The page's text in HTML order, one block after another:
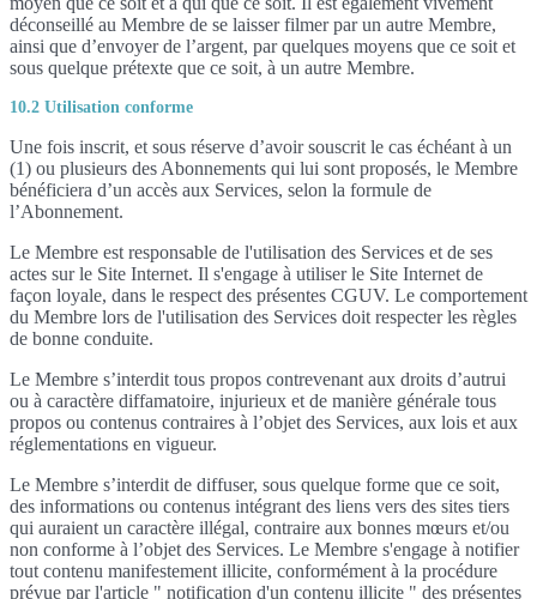
déconseillé au Membre de se laisser filmer par un autre Membre,
ainsi que d’envoyer de l’argent, par quelques moyens que ce soit et
sous quelque prétexte que ce soit, à un autre Membre.
10.2 Utilisation conforme
Une fois inscrit, et sous réserve d’avoir souscrit le cas échéant à un
(1) ou plusieurs des Abonnements qui lui sont proposés, le Membre
bénéficiera d’un accès aux Services, selon la formule de
l’Abonnement.
Le Membre est responsable de l'utilisation des Services et de ses
actes sur le Site Internet. Il s'engage à utiliser le Site Internet de
façon loyale, dans le respect des présentes CGUV. Le comportement
du Membre lors de l'utilisation des Services doit respecter les règles
de bonne conduite.
Le Membre s’interdit tous propos contrevenant aux droits d’autrui
ou à caractère diffamatoire, injurieux et de manière générale tous
propos ou contenus contraires à l’objet des Services, aux lois et aux
réglementations en vigueur.
Le Membre s’interdit de diffuser, sous quelque forme que ce soit,
des informations ou contenus intégrant des liens vers des sites tiers
qui auraient un caractère illégal, contraire aux bonnes mœurs et/ou
non conforme à l’objet des Services. Le Membre s'engage à notifier
tout contenu manifestement illicite, conformément à la procédure
prévue par l'article " notification d'un contenu illicite " des présentes